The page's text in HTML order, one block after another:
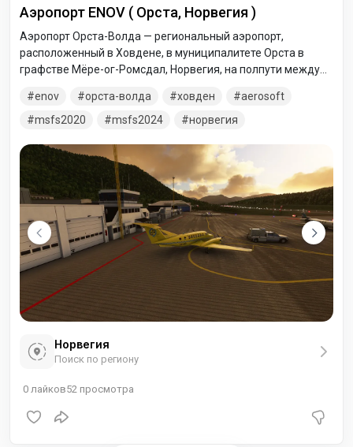
Аэропорт ENOV ( Орста, Норвегия )
Аэропорт Орста-Волда — региональный аэропорт,
расположенный в Ховдене, в муниципалитете Орста в
графстве Мёре-ог-Ромсдал, Норвегия, на полпути между
имеется асфальтированная взлетно-посадочная полоса
длиной 1070 метров, выровненная 24 июня.
enov орста-волда ховден
aerosoft
msfs2020
msfs2024 норвегия
Норвегия
Поиск по региону
0 лайков52 просмотра